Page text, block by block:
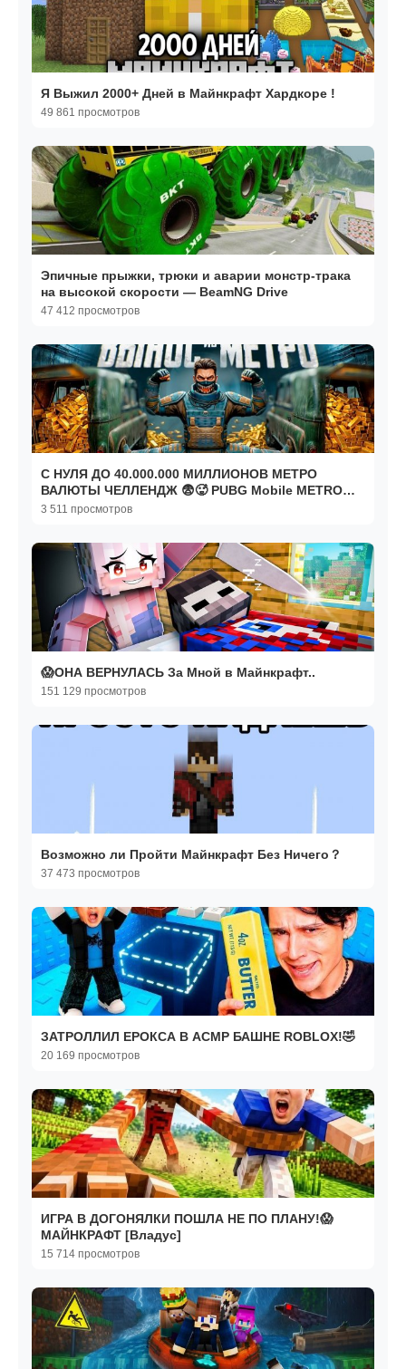
Я Выжил 2000+ Дней в Майнкрафт Хардкоре !
49 861 просмотров
Эпичные прыжки, трюки и аварии монстр-трака
на высокой скорости — BeamNG Drive
47 412 просмотров
С НУЛЯ ДО 40.000.000 МИЛЛИОНОВ МЕТРО
ВАЛЮТЫ ЧЕЛЛЕНДЖ 😨🥵 PUBG Mobile METRO
ROYALE - ПУБГ МОБАЙЛ
3 511 просмотров
😱ОНА ВЕРНУЛАСЬ За Мной в Майнкрафт..
151 129 просмотров
Возможно ли Пройти Майнкрафт Без Ничего？
37 473 просмотров
ЗАТРОЛЛИЛ ЕРОКСА В АСМР БАШНЕ ROBLOX!🤣
20 169 просмотров
ИГРА В ДОГОНЯЛКИ ПОШЛА НЕ ПО ПЛАНУ!😱
МАЙНКРАФТ [Владус]
15 714 просмотров